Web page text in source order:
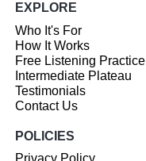
EXPLORE
Who It's For
How It Works
Free Listening Practice
Intermediate Plateau
Testimonials
Contact Us
POLICIES